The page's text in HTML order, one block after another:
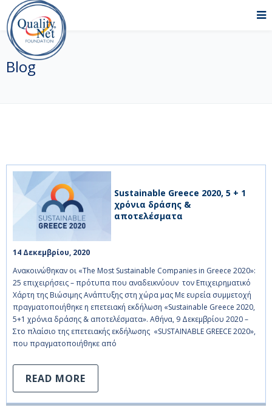
Blog
Sustainable Greece 2020, 5 + 1
χρόνια δράσης &
αποτελέσματα
14 Δεκεμβρίου, 2020
Ανακοινώθηκαν οι «The Most Sustainable Companies in Greece 2020»:
25 επιχειρήσεις – πρότυπα που αναδεικνύουν τον Επιχειρηματικό
Χάρτη της Βιώσιμης Ανάπτυξης στη χώρα μας Με ευρεία συμμετοχή
πραγματοποιήθηκε η επετειακή εκδήλωση «Sustainable Greece 2020,
5+1 χρόνια δράσης & αποτελέσματα». Αθήνα, 9 Δεκεμβρίου 2020 –
Στο πλαίσιο της επετειακής εκδήλωσης «SUSTAINABLE GREECE 2020»,
που πραγματοποιήθηκε από
READ MORE